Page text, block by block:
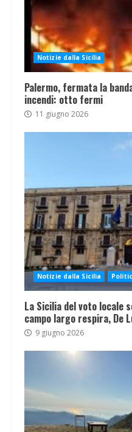
Notizie dalla Sicilia
Palermo, fermata la
incendi: otto fermi
11 giugno 2026
Notizie dalla Sicilia
La Sicilia del voto
campo largo respira, De
9 giugno 2026